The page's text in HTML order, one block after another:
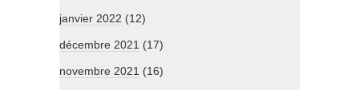
janvier 2022 (12)
décembre 2021 (17)
novembre 2021 (16)